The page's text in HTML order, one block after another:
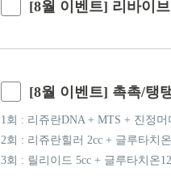
[8월 이벤트] 리바이브
[8월 이벤트] 촉촉/탱
1회 : 리쥬란DNA + MTS + 진정
2회 : 리쥬란힐러 2cc + 글루타치
3회 : 릴리이드 5cc + 글루타치온